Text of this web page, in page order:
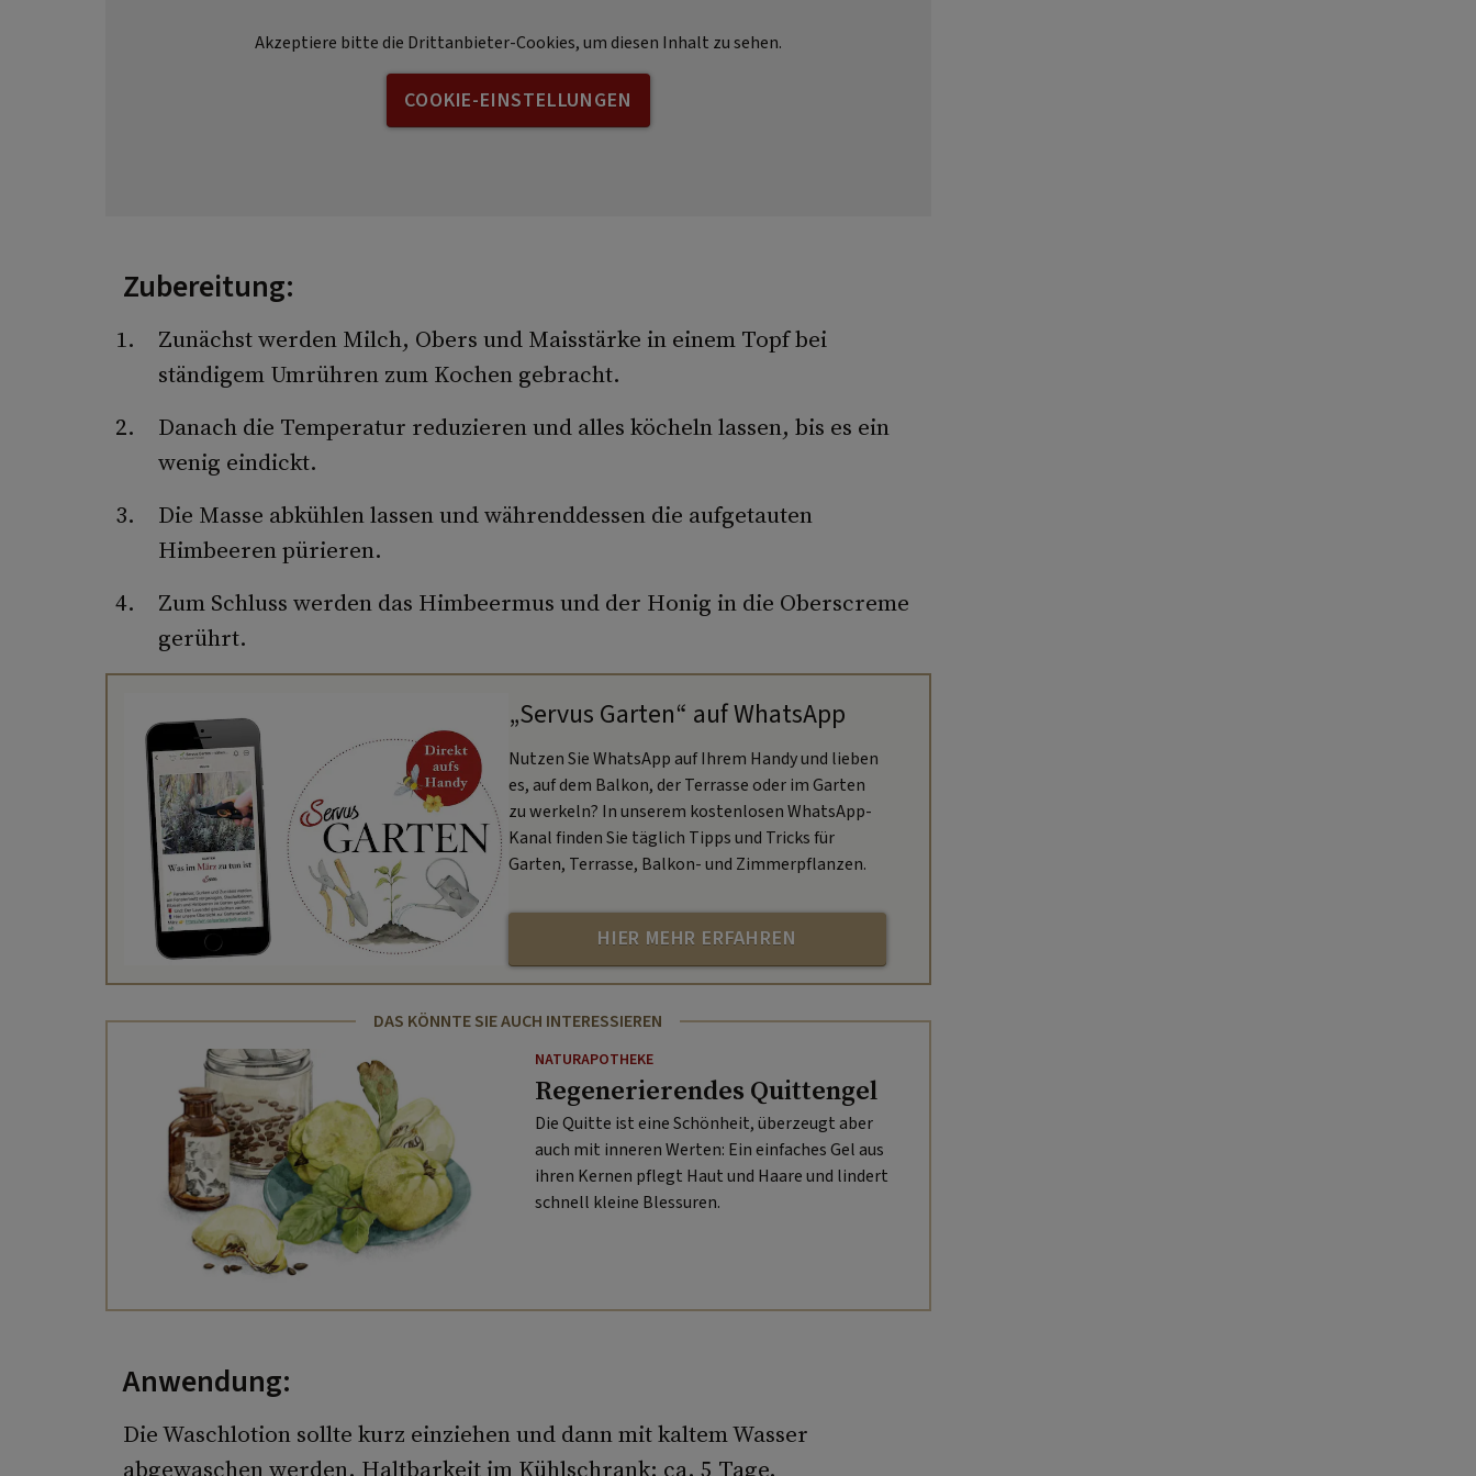
Akzeptiere bitte die Drittanbieter-Cookies, um diesen Inhalt zu sehen.
COOKIE-EINSTELLUNGEN
Zubereitung:
Zunächst werden Milch, Obers und Maisstärke in einem Topf bei
ständigem Umrühren zum Kochen gebracht.
Danach die Temperatur reduzieren und alles köcheln lassen, bis es ein
wenig eindickt.
Die Masse abkühlen lassen und währenddessen die aufgetauten
Himbeeren pürieren.
Zum Schluss werden das Himbeermus und der Honig in die Oberscreme
gerührt.
„Servus Garten“ auf WhatsApp
Nutzen Sie WhatsApp auf Ihrem Handy und lieben
es, auf dem Balkon, der Terrasse oder im Garten
zu werkeln? In unserem kostenlosen WhatsApp-
Kanal finden Sie täglich Tipps und Tricks für
Garten, Terrasse, Balkon- und Zimmerpflanzen.
HIER MEHR ERFAHREN
DAS KÖNNTE SIE AUCH INTERESSIEREN
NATURAPOTHEKE
Regenerierendes Quittengel
Die Quitte ist eine Schönheit, überzeugt aber
auch mit inneren Werten: Ein einfaches Gel aus
ihren Kernen pflegt Haut und Haare und lindert
schnell kleine Blessuren.
Anwendung:
Die Waschlotion sollte kurz einziehen und dann mit kaltem Wasser
abgewaschen werden. Haltbarkeit im Kühlschrank: ca. 5 Tage.